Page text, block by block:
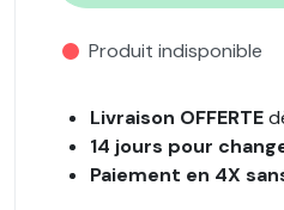
Produit indisponible
Livraison OFFERTE
14 jours pour
Paiement en 4X